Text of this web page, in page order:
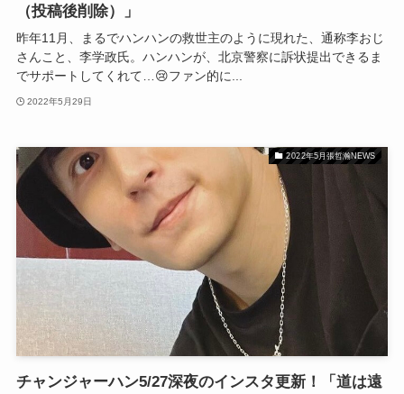
（投稿後削除）」
昨年11月、まるでハンハンの救世主のように現れた、通称李おじ
さんこと、李学政氏。ハンハンが、北京警察に訴状提出できるま
でサポートしてくれて…😢ファン的に...
2022年5月29日
2022年5月張哲瀚NEWS
チャンジャーハン5/27深夜のインスタ更新！「道は遠